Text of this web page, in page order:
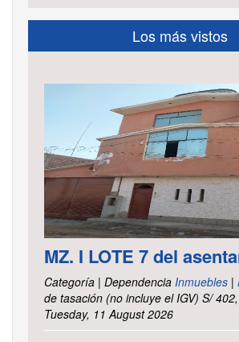
Los más vistos
Categoría | Dependencia Inmuebles |
de tasación (no incluye el IGV) S/
Tuesday, 11 August 2026